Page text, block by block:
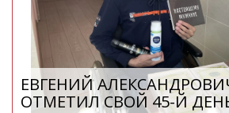
ЕВГЕНИЙ
ОТМЕТИЛ СВОЙ 45-Й